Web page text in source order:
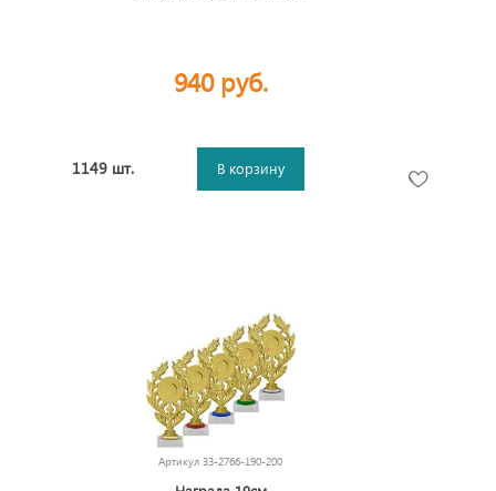
940 руб.
1149 шт. В корзину
Артикул 33-2766-190-200